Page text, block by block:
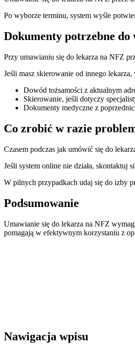
Po wyborze terminu, system wyśle
Dokumenty potrzebne do
Przy umawianiu się do lekarza na NFZ
Jeśli masz skierowanie od innego
Dowód tożsamości z aktualnym
Skierowanie, jeśli dotyczy
Dokumenty medyczne z
Co zrobić w razie
Czasem podczas jak umówić się do
Jeśli system online nie działa, skontaktuj
W pilnych przypadkach udaj się do izby
Podsumowanie
Umawianie się do lekarza na NFZ
pomagają w efektywnym korzystaniu z
Nawigacja wpisu